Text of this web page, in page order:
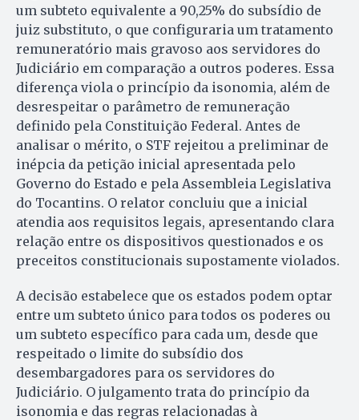
um subteto equivalente a 90,25% do subsídio de
juiz substituto, o que configuraria um tratamento
remuneratório mais gravoso aos servidores do
Judiciário em comparação a outros poderes. Essa
diferença viola o princípio da isonomia, além de
desrespeitar o parâmetro de remuneração
definido pela Constituição Federal. Antes de
analisar o mérito, o STF rejeitou a preliminar de
inépcia da petição inicial apresentada pelo
Governo do Estado e pela Assembleia Legislativa
do Tocantins. O relator concluiu que a inicial
atendia aos requisitos legais, apresentando clara
relação entre os dispositivos questionados e os
preceitos constitucionais supostamente violados.
A decisão estabelece que os estados podem optar
entre um subteto único para todos os poderes ou
um subteto específico para cada um, desde que
respeitado o limite do subsídio dos
desembargadores para os servidores do
Judiciário. O julgamento trata do princípio da
isonomia e das regras relacionadas à